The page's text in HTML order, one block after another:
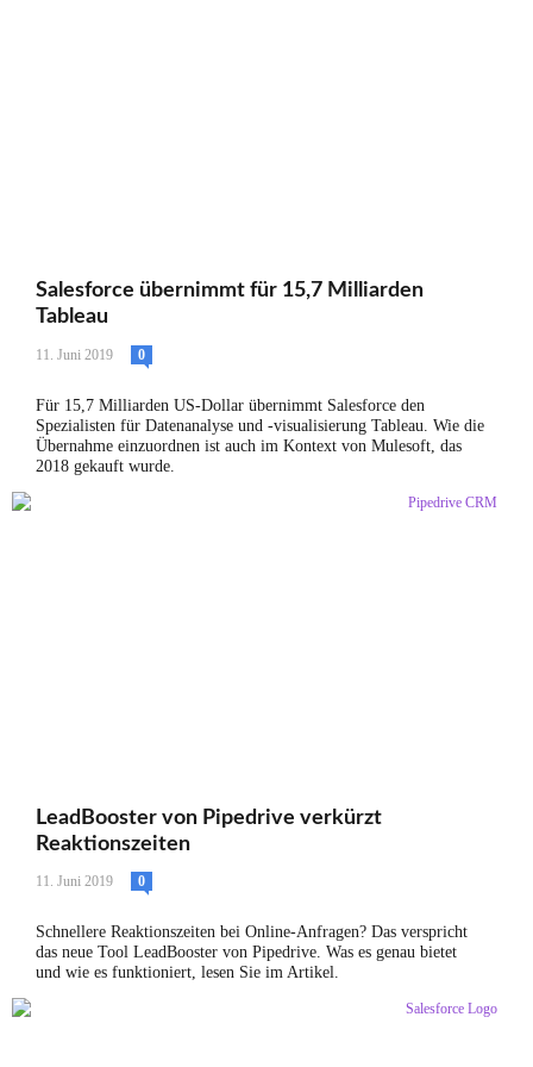
Salesforce übernimmt für 15,7 Milliarden
Tableau
11. Juni 2019 0
Für 15,7 Milliarden US-Dollar übernimmt Salesforce den
Spezialisten für Datenanalyse und -visualisierung Tableau. Wie die
Übernahme einzuordnen ist auch im Kontext von Mulesoft, das
2018 gekauft wurde.
LeadBooster von Pipedrive verkürzt
Reaktionszeiten
11. Juni 2019 0
Schnellere Reaktionszeiten bei Online-Anfragen? Das verspricht
das neue Tool LeadBooster von Pipedrive. Was es genau bietet
und wie es funktioniert, lesen Sie im Artikel.